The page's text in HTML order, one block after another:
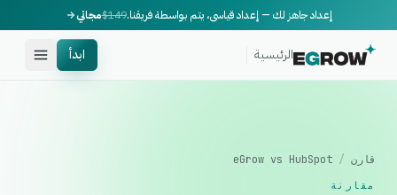
إعداد جاهز لك — إعداد قياسي، يتم بواسطة فريقنا.$149مجاني
الرئيسية ابدأ
قارن /
مقارنة